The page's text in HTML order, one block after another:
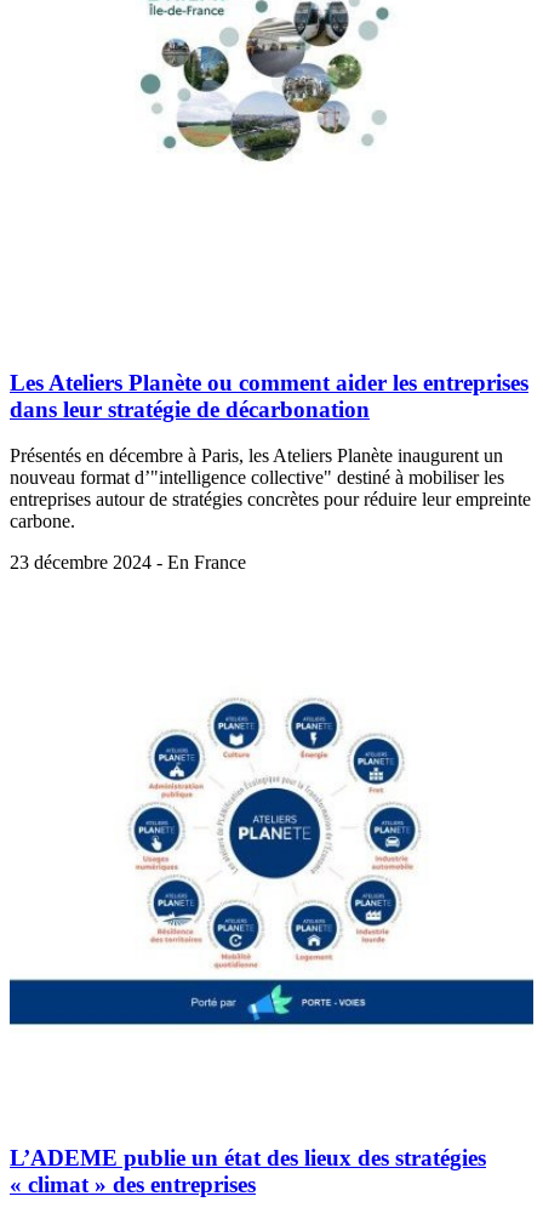
Les Ateliers Planète ou comment aider les entreprises
dans leur stratégie de décarbonation
Présentés en décembre à Paris, les Ateliers Planète inaugurent un
nouveau format d’"intelligence collective" destiné à mobiliser les
entreprises autour de stratégies concrètes pour réduire leur empreinte
carbone.
23 décembre 2024 - En France
L’ADEME publie un état des lieux des stratégies
« climat » des entreprises